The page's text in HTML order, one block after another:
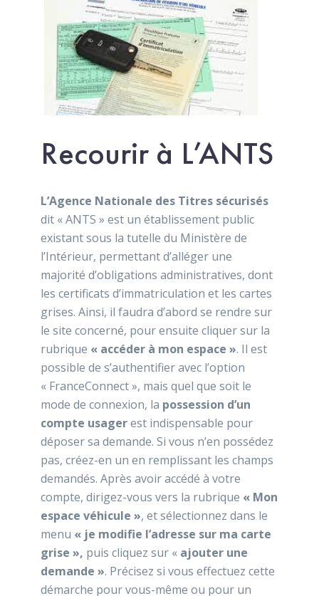
Recourir à L’ANTS
L’Agence Nationale des Titres sécurisés
dit « ANTS » est un établissement public
existant sous la tutelle du Ministère de
l’Intérieur, permettant d’alléger une
majorité d’obligations administratives, dont
les certificats d’immatriculation et les cartes
grises. Ainsi, il faudra d’abord se rendre sur
le site concerné, pour ensuite cliquer sur la
rubrique « accéder à mon espace ». Il est
possible de s’authentifier avec l’option
« FranceConnect », mais quel que soit le
mode de connexion, la possession d’un
compte usagerest indispensable pour
déposer sa demande. Si vous n’en possédez
pas, créez-en un en remplissant les champs
demandés. Après avoir accédé à votre
compte, dirigez-vous vers la rubrique « Mon
espace véhicule », et sélectionnez dans le
menu « je modifie l’adresse sur ma carte
grise », puis cliquez sur « ajouter une
demande ». Précisez si vous effectuez cette
démarche pour vous-même ou pour un